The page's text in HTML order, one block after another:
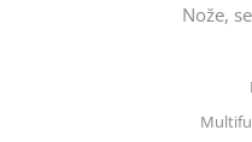
Nože,